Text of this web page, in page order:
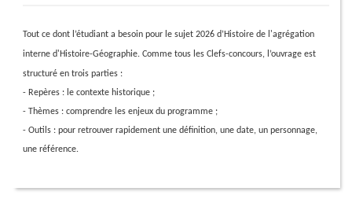
Tout ce dont l’étudianta besoin pour le sujet 2026d’Histoirede l'agrégation
interne d'Histoire-Géographie. Comme tous les Clefs-concours, l’ouvrageest
structuré en trois parties :
- Repères : le contexte historique ;
- Thèmes : comprendre les enjeux du programme ;
- Outils : pour retrouver rapidement une définition, une date, un personnage,
une référence.